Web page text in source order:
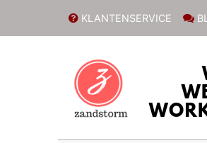
KLANTENSERVICE